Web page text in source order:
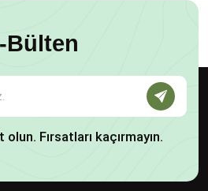
Bülten
Fırsatları kaçırmayın.